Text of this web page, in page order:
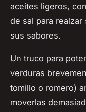
aceites ligeros,
de sal para
sus sabores.
Un truco para
verduras
tomillo o romero)
moverlas